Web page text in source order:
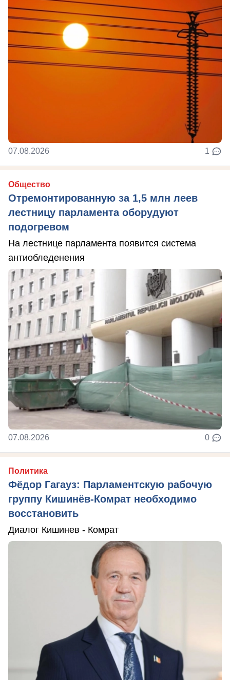
07.08.2026 1
Общество
Отремонтированную за 1,5 млн леев
лестницу парламента оборудуют
подогревом
На лестнице парламента появится система
антиобледенения
07.08.2026 0
Политика
Фёдор Гагауз: Парламентскую рабочую
группу Кишинёв-Комрат необходимо
восстановить
Диалог Кишинев - Комрат